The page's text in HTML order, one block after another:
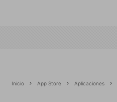
Inicio App Store Aplicaciones